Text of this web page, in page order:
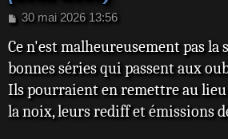
M
s
a
g
30 mai 2026 13:56
Ce n'est malheureusement pas la
bonnes séries qui passent aux
Ils pourraient en remettre au lieu
la noix, leurs rediff et émissions